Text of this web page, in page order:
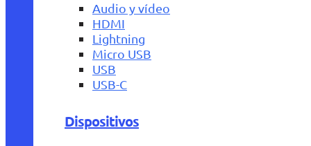
Audio y vídeo
HDMI
Lightning
Micro USB
USB
USB-C
Dispositivos